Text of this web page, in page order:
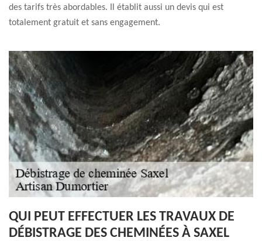
des tarifs très abordables. Il établit aussi un devis qui est
totalement gratuit et sans engagement.
QUI PEUT EFFECTUER LES TRAVAUX DE
DÉBISTRAGE DES CHEMINÉES À SAXEL